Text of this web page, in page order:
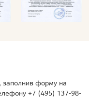
форму на
+7 (495) 137-98-